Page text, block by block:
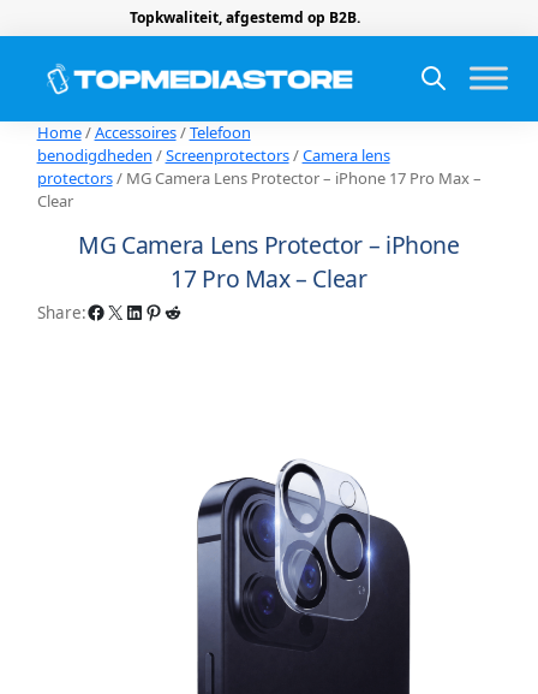
Topkwaliteit, afgestemd op B2B.
Home/Accessoires/Telefoon
benodigdheden /Screenprotectors/Camera lens
protectors/ MG Camera Lens Protector – iPhone 17 Pro Max –
Clear
MG Camera Lens Protector – iPhone
17 Pro Max – Clear
Share:Facebook X LinkedIn Pinterest Reddit